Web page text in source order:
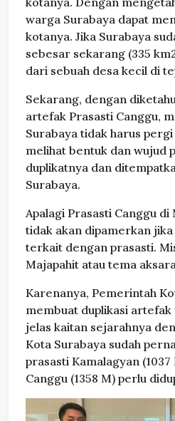
warga Surabaya dapat
kotanya. Jika Surabaya
sebesar sekarang (335
dari sebuah desa kecil di
Sekarang, dengan
artefak Prasasti Canggu,
Surabaya tidak harus
melihat bentuk dan wujud
duplikatnya dan
Surabaya.
Apalagi Prasasti Canggu di
tidak akan dipamerkan
terkait dengan prasasti.
Majapahit atau tema
Karenanya, Pemerintah
membuat duplikasi
jelas kaitan sejarahnya
Kota Surabaya sudah
prasasti Kamalagyan
Canggu (1358 M) perlu